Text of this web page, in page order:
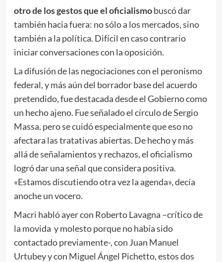
otro de los gestos que el oficialismobuscó dar
también hacia fuera: no sólo a los mercados, sino
también a la política. Difícil en caso contrario
iniciar conversaciones con la oposición.
La difusión de las negociaciones con el peronismo
federal, y más aún del borrador base del acuerdo
pretendido, fue destacada desde el Gobierno como
un hecho ajeno. Fue señalado el círculo de Sergio
Massa, pero se cuidó especialmente que eso no
afectara las tratativas abiertas. De hecho y más
allá de señalamientos y rechazos, el oficialismo
logró dar una señal que considera positiva.
«Estamos discutiendo otra vez la agenda», decía
anoche un vocero.
Macri habló ayer con Roberto Lavagna –crítico de
la movida y molesto porque no había sido
contactado previamente-, con Juan Manuel
Urtubey y con Miguel Ángel Pichetto, estos dos